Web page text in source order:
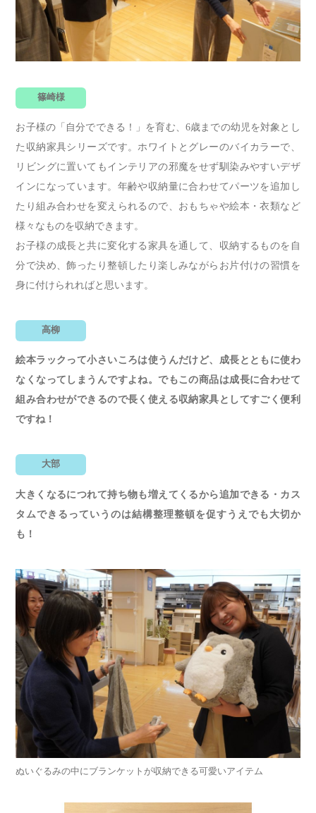
篠崎様
お子様の「自分でできる！」を育む、6歳までの幼児を対象とし
た収納家具シリーズです。ホワイトとグレーのバイカラーで、
リビングに置いてもインテリアの邪魔をせず馴染みやすいデザ
インになっています。年齢や収納量に合わせてパーツを追加し
たり組み合わせを変えられるので、おもちゃや絵本・衣類など
様々なものを収納できます。
お子様の成長と共に変化する家具を通して、収納するものを自
分で決め、飾ったり整頓したり楽しみながらお片付けの習慣を
身に付けられればと思います。
高柳
絵本ラックって小さいころは使うんだけど、成長とともに使わ
なくなってしまうんですよね。でもこの商品は成長に合わせて
組み合わせができるので長く使える収納家具としてすごく便利
ですね！
大部
大きくなるにつれて持ち物も増えてくるから追加できる・カス
タムできるっていうのは結構整理整頓を促すうえでも大切か
も！
ぬいぐるみの中にブランケットが収納できる可愛いアイテム